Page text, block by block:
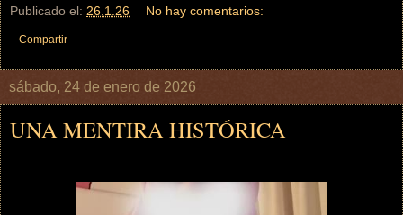
Publicado el: 26.1.26 No hay comentarios:
Compartir
sábado, 24 de enero de 2026
UNA MENTIRA HISTÓRICA